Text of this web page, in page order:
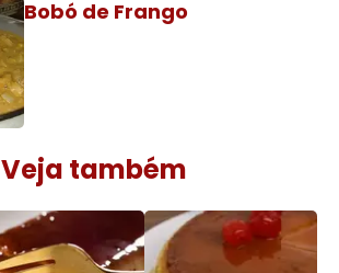
Bobó de Frango
Veja também